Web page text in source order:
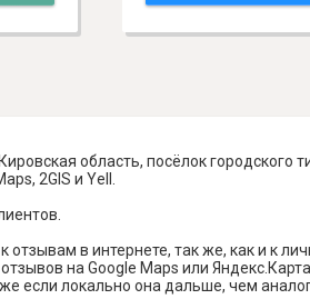
область, посёлок городского
2GIS и Yell.
в интернете, так же, как и к
на Google Maps или
если локально она дальше, чем